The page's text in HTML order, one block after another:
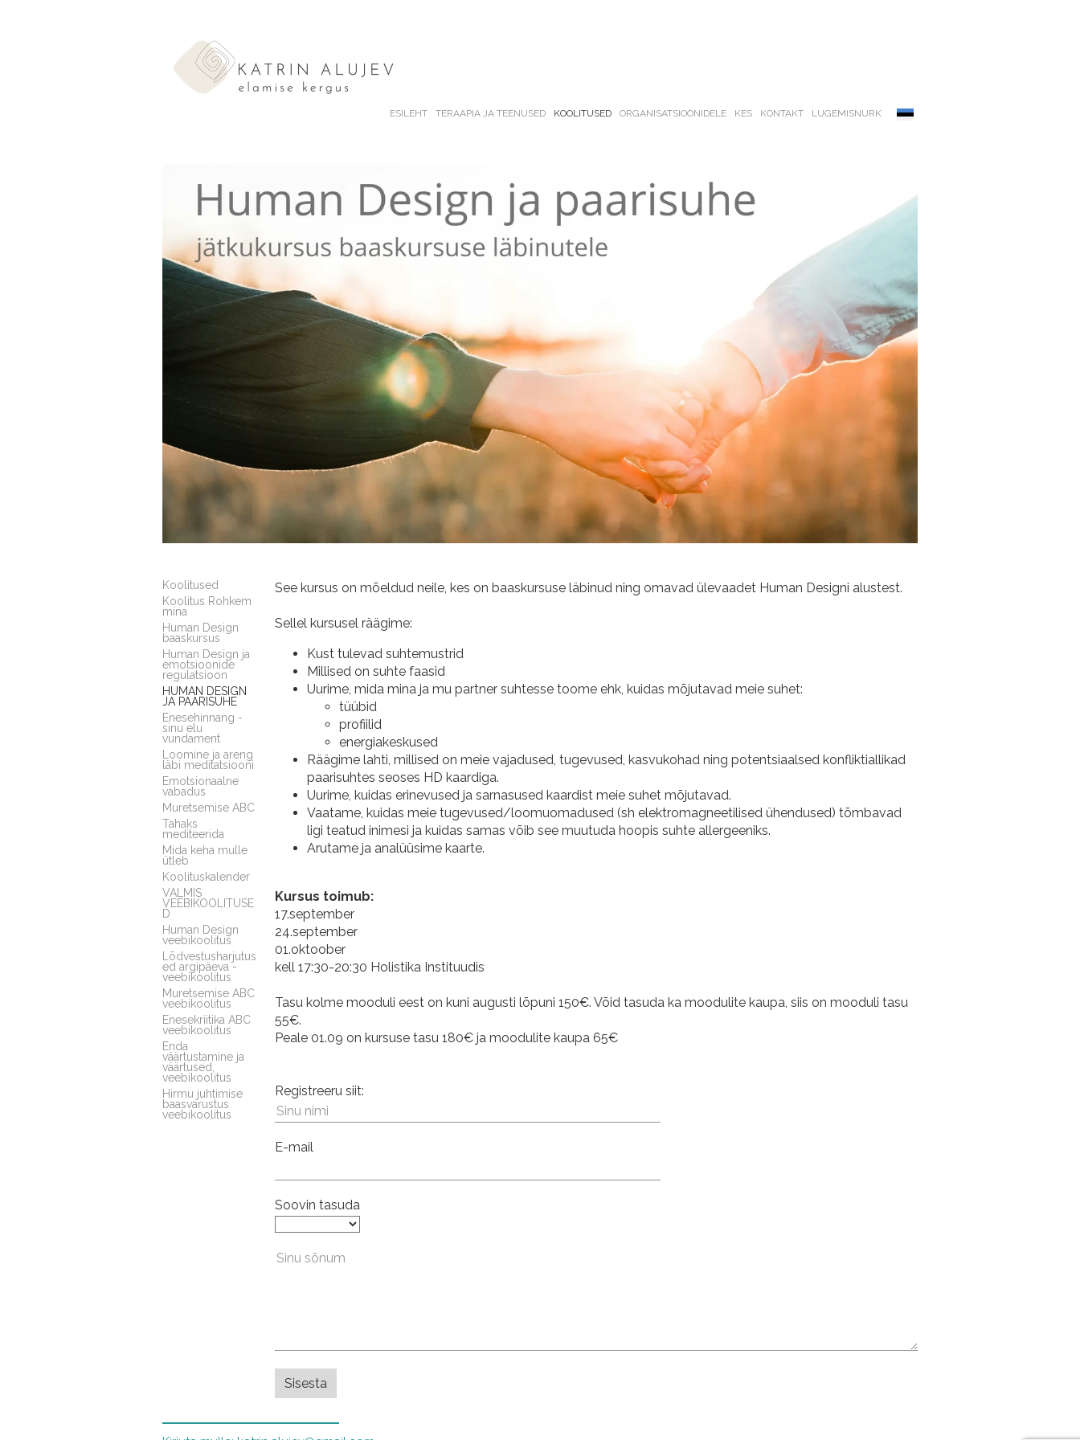
ESILEHT TERAAPIA JA TEENUSED KOOLITUSED ORGANISATSIOONIDELE KES KONTAKT LUGEMISNURK
Koolitused
Koolitus Rohkem
mina
Human Design
baaskursus
Human Design ja
emotsioonide
regulatsioon
HUMAN DESIGN
JA PAARISUHE
Enesehinnang -
sinu elu
vundament
Loomine ja areng
läbi meditatsiooni
Emotsionaalne
vabadus
Muretsemise ABC
Tahaks
mediteerida
Mida keha mulle
ütleb
Koolituskalender
VALMIS
VEEBIKOOLITUSE
D
Human Design
veebikoolitus
Lõdvestusharjutus
ed argipäeva -
veebikoolitus
Muretsemise ABC
veebikoolitus
Enesekriitika ABC
veebikoolitus
Enda
väärtustamine ja
väärtused,
veebikoolitus
Hirmu juhtimise
baasvarustus
veebikoolitus
See kursus on mõeldud neile, kes on baaskursuse läbinud ning omavad ülevaadet Human Designi alustest.
Sellel kursusel räägime:
Kust tulevad suhtemustrid
Millised on suhte faasid
Uurime, mida mina ja mu partner suhtesse toome ehk, kuidas mõjutavad meie suhet:
tüübid
profiilid
energiakeskused
Räägime lahti, millised on meie vajadused, tugevused, kasvukohad ning potentsiaalsed konfliktiallikad
paarisuhtes seoses HD kaardiga.
Uurime, kuidas erinevused ja sarnasused kaardist meie suhet mõjutavad.
Vaatame, kuidas meie tugevused/loomuomadused (sh elektromagneetilised ühendused) tõmbavad
ligi teatud inimesi ja kuidas samas võib see muutuda hoopis suhte allergeeniks.
Arutame ja analüüsime kaarte.
Kursus toimub:
17.september
24.september
01.oktoober
kell 17:30-20:30 Holistika Instituudis
Tasu kolme mooduli eest on kuni augusti lõpuni 150€. Võid tasuda ka moodulite kaupa, siis on mooduli tasu
55€.
Peale 01.09 on kursuse tasu 180€ ja moodulite kaupa 65€
Registreeru siit:
E-mail
Soovin tasuda